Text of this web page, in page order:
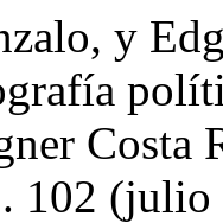
y
Costa
102 (julio